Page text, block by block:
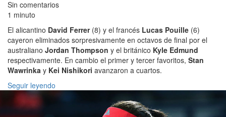
Sin comentarios
1 minuto
El alicantino David Ferrer(8) y el francés Lucas Pouille (6)
cayeron eliminados sorpresivamente en octavos de final por el
australiano Jordan Thompson y el británico Kyle Edmund
respectivamente. En cambio el primer y tercer favoritos, Stan
Wawrinka y Kei Nishikori avanzaron a cuartos.
Seguir leyendo